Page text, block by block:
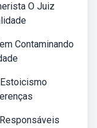
O Juiz
Contaminando